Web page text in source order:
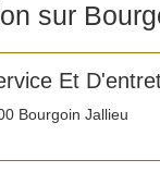
sur
Et
Bourgoin Jallieu